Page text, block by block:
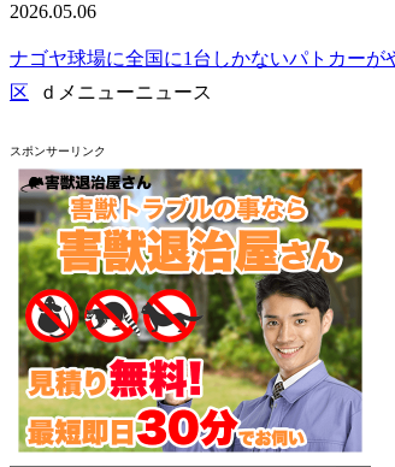
2026.05.06
ナゴヤ球場に全国に1台しかないパトカーが
区 ｄメニューニュース
スポンサーリンク